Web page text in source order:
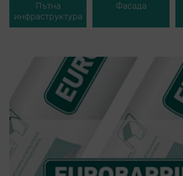
Пътна
инфраструктура
Фасада
Eurobarrier – подложни
хидроизолация и
Супердифузионни мембрани,
Чешката република.
професионална подпокривна
ветрозащита на скатни